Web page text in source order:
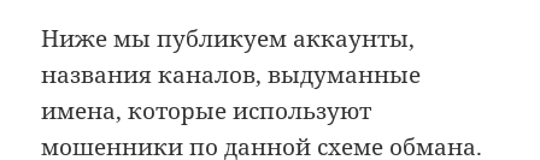
Ниже мы публикуем аккаунты,
названия каналов, выдуманные
имена, которые используют
мошенники по данной схеме обмана.